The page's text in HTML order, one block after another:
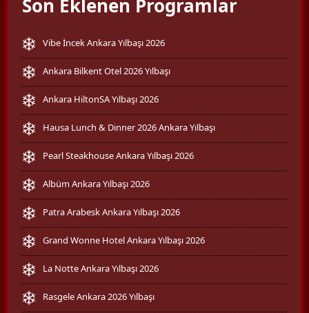
Son Eklenen Programlar
Vibe İncek Ankara Yılbaşı 2026
Ankara Bilkent Otel 2026 Yılbaşı
Ankara HiltonSA Yılbaşı 2026
Hausa Lunch & Dinner 2026 Ankara Yılbaşı
Pearl Steakhouse Ankara Yılbaşı 2026
Albüm Ankara Yılbaşı 2026
Patra Arabesk Ankara Yılbaşı 2026
Grand Wonne Hotel Ankara Yılbaşı 2026
La Notte Ankara Yılbaşı 2026
Rasgele Ankara 2026 Yılbaşı